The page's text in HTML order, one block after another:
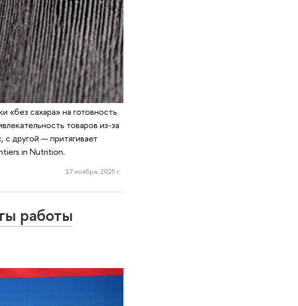
«без сахара» на готовность
товаров из-за
с другой — притягивает
in Nutrition.
17 ноября, 2025 г.
работы